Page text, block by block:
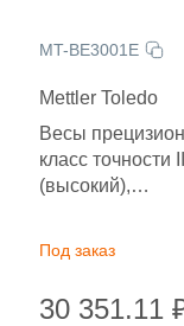
MT-BE3001E
Mettler Toledo
Весы
класс точности II
(высокий),
Под заказ
30 351.11